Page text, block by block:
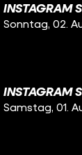
INSTAGRAM
Sonntag, 02.
INSTAGRAM
Samstag, 01.